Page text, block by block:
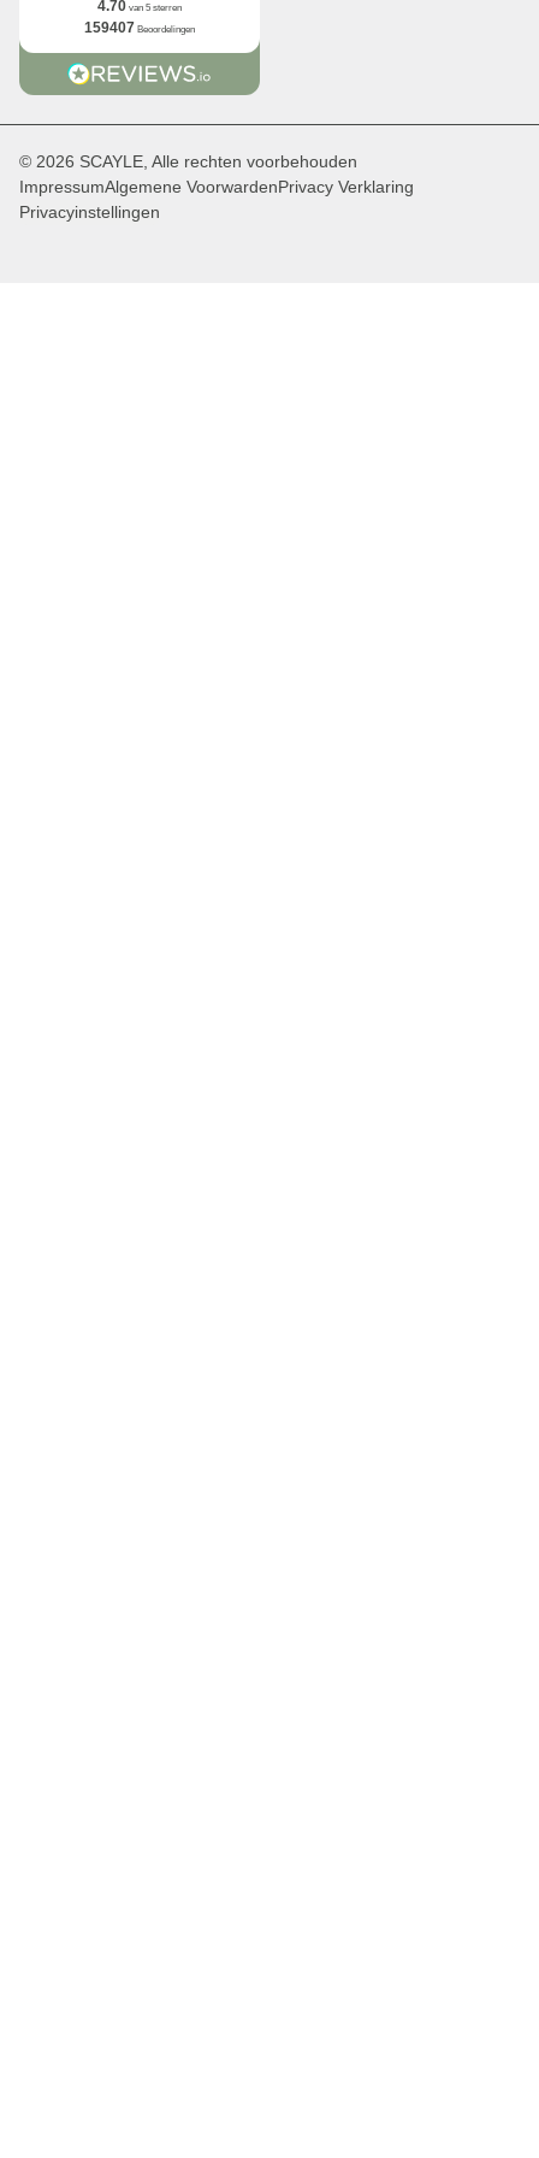
4.70 van 5 sterren
159407 Beoordelingen
© 2026 SCAYLE, Alle rechten voorbehouden
ImpressumAlgemene VoorwardenPrivacy Verklaring
Privacyinstellingen